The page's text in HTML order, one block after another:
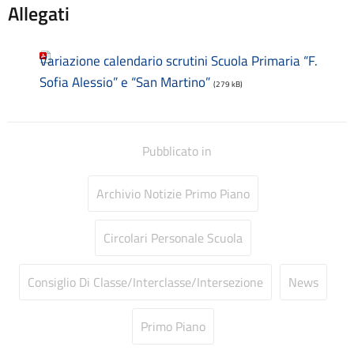
Consulenti e collaboratori
Contrattazione collettiva
Contrattazione integrativa
Cookie Policy (UE)
Home
Incarichi conferiti e autorizzati ai dipendenti
Allegati
Variazione calendario scrutini Scuola Primaria “F.
Sofia Alessio” e “San Martino” (279 kB)
Pubblicato in
Archivio Notizie Primo Piano
Circolari Personale Scuola
Consiglio Di Classe/Interclasse/Intersezione News
Primo Piano